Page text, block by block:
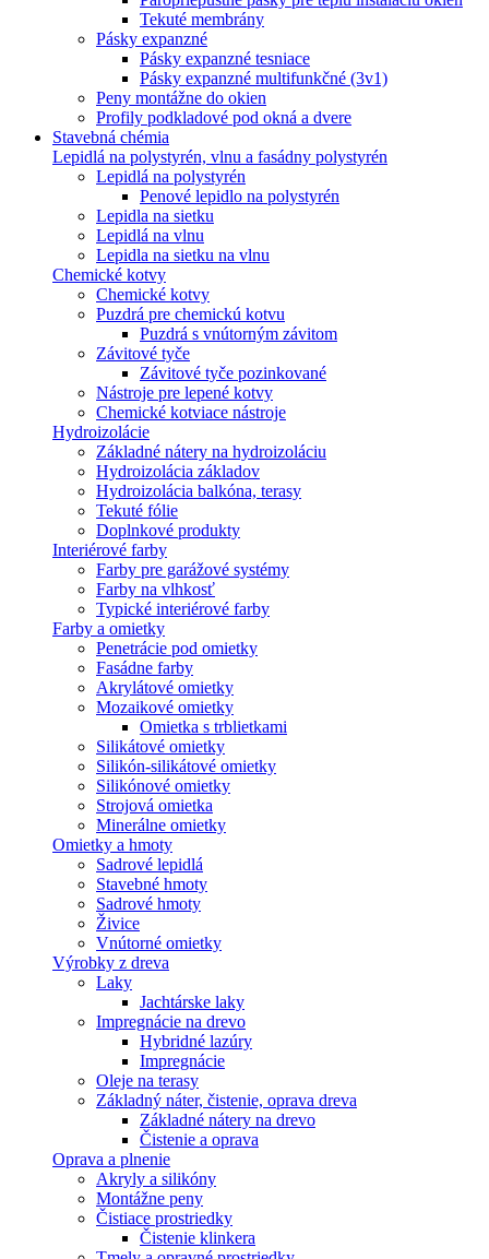
Tekuté membrány
Pásky expanzné
Pásky expanzné tesniace
Pásky expanzné multifunkčné (3v1)
Peny montážne do okien
Profily podkladové pod okná a dvere
Stavebná chémia
Lepidlá na polystyrén, vlnu a fasádny polystyrén
Lepidlá na polystyrén
Penové lepidlo na polystyrén
Lepidla na sietku
Lepidlá na vlnu
Lepidla na sietku na vlnu
Chemické kotvy
Chemické kotvy
Puzdrá pre chemickú kotvu
Puzdrá s vnútorným závitom
Závitové tyče
Závitové tyče pozinkované
Nástroje pre lepené kotvy
Chemické kotviace nástroje
Hydroizolácie
Základné nátery na hydroizoláciu
Hydroizolácia základov
Hydroizolácia balkóna, terasy
Tekuté fólie
Doplnkové produkty
Interiérové farby
Farby pre garážové systémy
Farby na vlhkosť
Typické interiérové farby
Farby a omietky
Penetrácie pod omietky
Fasádne farby
Akrylátové omietky
Mozaikové omietky
Omietka s trblietkami
Silikátové omietky
Silikón-silikátové omietky
Silikónové omietky
Strojová omietka
Minerálne omietky
Omietky a hmoty
Sadrové lepidlá
Stavebné hmoty
Sadrové hmoty
Živice
Vnútorné omietky
Výrobky z dreva
Laky
Jachtárske laky
Impregnácie na drevo
Hybridné lazúry
Impregnácie
Oleje na terasy
Základný náter, čistenie, oprava dreva
Základné nátery na drevo
Čistenie a oprava
Oprava a plnenie
Akryly a silikóny
Montážne peny
Čistiace prostriedky
Čistenie klinkera